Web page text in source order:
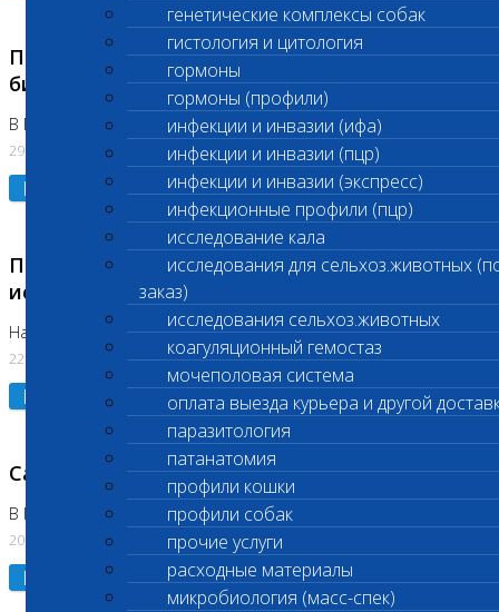
генетические комплексы собак
гистология и цитология
гормоны
гормоны (профили)
инфекции и инвазии (ифа)
инфекции и инвазии (пцр)
инфекции и инвазии (экспресс)
инфекционные профили (пцр)
исследование кала
исследования для сельхоз.животных
заказ)
исследования сельхоз.животных
коагуляционный гемостаз
мочеполовая система
оплата выезда курьера и другой
паразитология
патанатомия
профили кошки
профили собак
прочие услуги
расходные материалы
микробиология (масс-спек)
Приостановлено выполнение срочных
биохимических исследований
В Бутово 29.07.26
29.07.2026
Подробнее
Приостановлено выполнение биохимических
исследований
На Нагорной. Код ( 123,310,309)
22.07.2026
Подробнее
Санитарные дни
В Коломне 24.07.2026 и 28.07.2026
20.07.2026
Подробнее